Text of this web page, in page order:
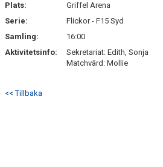
DOKUMENT
VÅRA LAG
Plats:
Griffel Arena
Serie:
Flickor - F15 Syd
Samling:
16:00
Aktivitetsinfo:
Sekretariat: Edith, Sonja
Matchvärd: Mollie
<< Tillbaka